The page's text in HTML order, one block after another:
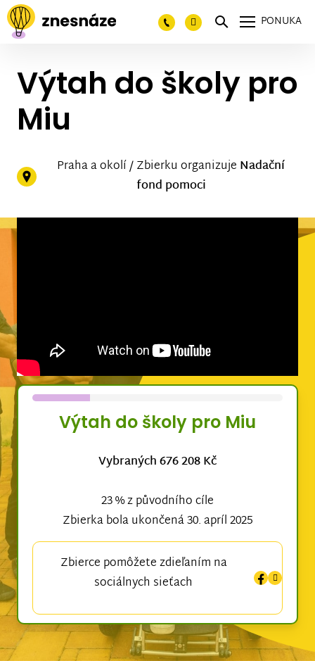
PONUKA
Výtah do školy pro
Miu
Praha a okolí / Zbierku organizuje Nadační
fond pomoci
Výtah do školy pro Miu
Vybraných 676 208 Kč
23 % z původního cíle
Zbierka bola ukončená 30. apríl 2025
Zbierce pomôžete zdieľaním na
sociálnych sieťach